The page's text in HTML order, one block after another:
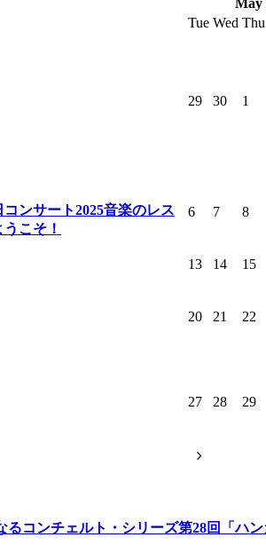
Tue Wed Thu
29 30 1
コンサート2025音楽のレス
うこそ！
6 7 8
13 14 15
20 21 22
27 28 29
るコンチェルト・シリーズ第28回「ハン